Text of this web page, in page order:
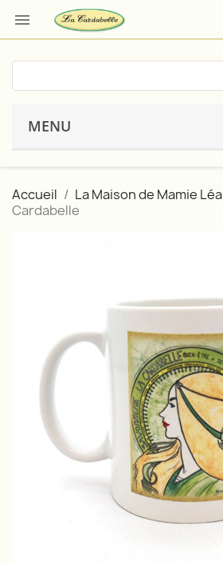

MENU
Accueil La Maison de Mamie Léa
Cardabelle